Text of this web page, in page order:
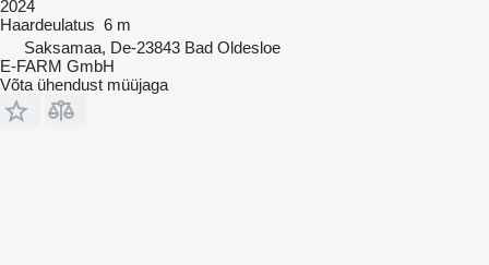
2024
Haardeulatus 6 m
Saksamaa, De-23843 Bad Oldesloe
E-FARM GmbH
Võta ühendust müüjaga